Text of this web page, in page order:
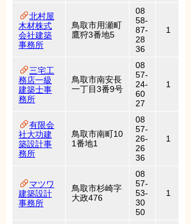
北村屋
木材株式
会社建築
事務所
鳥取市用瀬町
鷹狩3番地5
08
58-
87-
28
36
1
三宅工
務店一級
建築士事
務所
鳥取市南安長
一丁目3番9号
08
57-
24-
60
27
1
有限会
社大功建
築設計事
務所
鳥取市南町10
1番地1
08
57-
26-
26
36
1
マツワ
建築設計
事務所
鳥取市杉崎字
大政476
08
57-
53-
30
50
1